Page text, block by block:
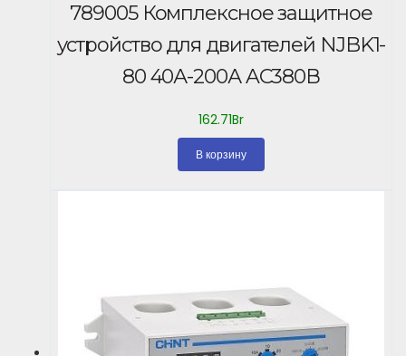
789005 Комплексное защитное
устройство для двигателей NJBK1-
80 40А-200А AC380В
162.71Br
В корзину